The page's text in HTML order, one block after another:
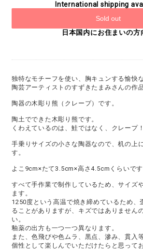
International shipping
Sold out
日本国内にお住まいの方
独特なモチーフを使い、胸キュンする愉快
陶芸アーティストのすずきたまみさんの作
陶器の木彫り熊（クレープ）です。
陶土でできた木彫り熊です。
くわえているのは、鮭ではなく、クレープ！
手乗りサイズの小さな陶器なので、机の上
す。
よこ9cm×たて3.5cm×高さ4.5cmくらいです
すべて手作業で制作しているため、サイズ
ます。
1250度という高温で焼き締めているため、
ることがありますが、キズではありません
い。
釉薬の出方も一つ一つ異なります。
また、色飛びや色ムラ、黒点、滲み、貫入
個性として楽しんでいただけたらと思って